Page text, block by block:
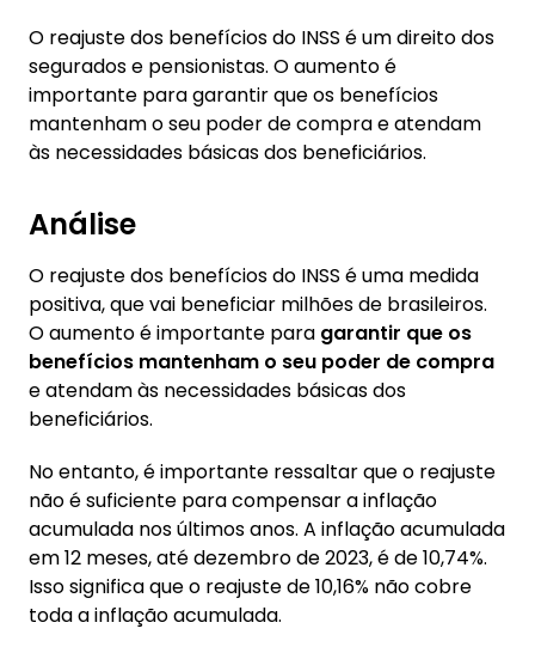
O reajuste dos benefícios do INSS é um direito dos
segurados e pensionistas. O aumento é
importante para garantir que os benefícios
mantenham o seu poder de compra e atendam
às necessidades básicas dos beneficiários.
Análise
O reajuste dos benefícios do INSS é uma medida
positiva, que vai beneficiar milhões de brasileiros.
O aumento é importante para garantir que os
benefícios mantenham o seu poder de compra
e atendam às necessidades básicas dos
beneficiários.
No entanto, é importante ressaltar que o reajuste
não é suficiente para compensar a inflação
acumulada nos últimos anos. A inflação acumulada
em 12 meses, até dezembro de 2023, é de 10,74%.
Isso significa que o reajuste de 10,16% não cobre
toda a inflação acumulada.